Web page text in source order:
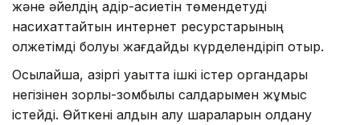
және әйелдің қадір-қасиетін төмендетуді
насихаттайтын интернет ресурстарының
қолжетімді болуы жағдайды күрделендіріп отыр.
Осылайша, қазіргі уақытта ішкі істер органдары
негізінен зорлық-зомбылық салдарымен жұмыс
істейді. Өйткені алдын алу шараларын қолдану